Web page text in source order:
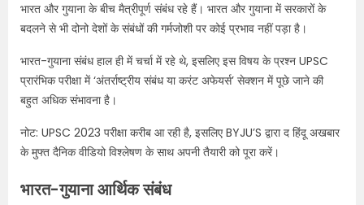
भारत और गुयाना के बीच मैत्रीपूर्ण संबंध रहे हैं। भारत और गुयाना में सरकारों के
बदलने से भी दोनो देशों के संबंधों की गर्मजोशी पर कोई प्रभाव नहीं पड़ा है।
भारत-गुयाना संबंध हाल ही में चर्चा में रहे थे, इसलिए इस विषय के प्रश्न UPSC
प्रारंभिक परीक्षा में ‘अंतर्राष्ट्रीय संबंध या करंट अफेयर्स’ सेक्शन में पूछे जाने की
बहुत अधिक संभावना है।
नोट: UPSC 2023 परीक्षा करीब आ रही है, इसलिए BYJU’S द्वारा द हिंदू अखबार
के मुफ्त दैनिक वीडियो विश्लेषण के साथ अपनी तैयारी को पूरा करें।
भारत-गुयाना आर्थिक संबंध